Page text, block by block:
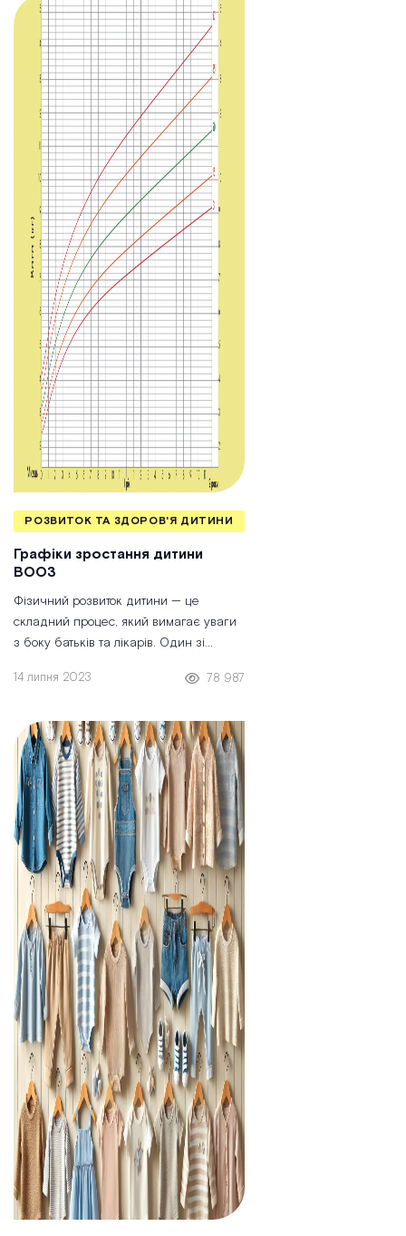
РОЗВИТОК ТА ЗДОРОВ'Я ДИТИНИ
Графіки зростання дитини
ВООЗ
Фізичний розвиток дитини — це
складний процес, який вимагає уваги
з боку батьків та лікарів. Один зі
центильних таблиць. У 2006 році
14 липня 2023 78 987